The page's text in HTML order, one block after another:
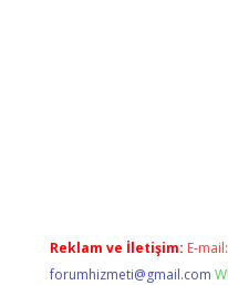
Reklam ve İletişim: E-mail:
forumhizmeti@gmail.com